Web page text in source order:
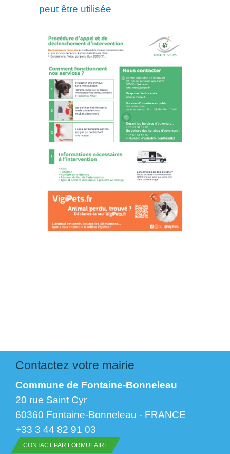
peut être utilisée
Contactez votre mairie
Commune de Fontaine-Bonneleau
20 rue Saint Cyr
60360 Fontaine-Bonneleau - FRANCE
+33 3 44 82 91 03
CONTACT PAR FORMULAIRE